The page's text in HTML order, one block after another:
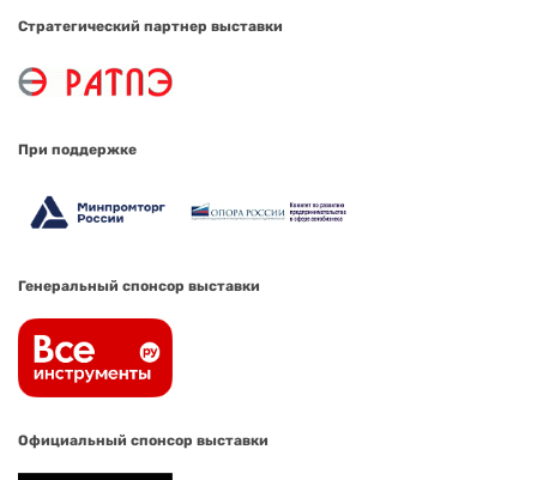
Стратегический партнер выставки
При поддержке
Генеральный спонсор выставки
Официальный спонсор выставки